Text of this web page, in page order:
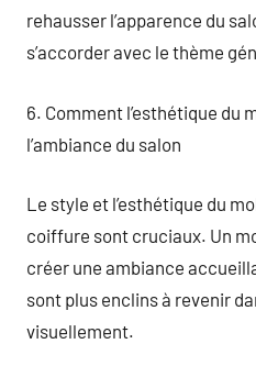
rehausser l’apparence du
s’accorder avec le thème
6. Comment l’esthétique du
l’ambiance du salon
Le style et l’esthétique du
coiffure sont cruciaux. Un
créer une ambiance
sont plus enclins à revenir
visuellement.